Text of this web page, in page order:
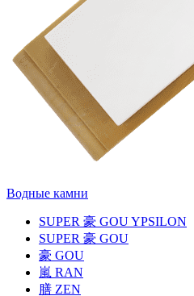
Водные камни
SUPER 豪 GOU YPSILON
SUPER 豪 GOU
豪 GOU
嵐 RAN
膳 ZEN